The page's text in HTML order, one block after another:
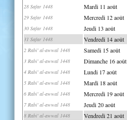
28 Safar 1448 Mardi 11 août
29 Safar 1448 Mercredi 12 août
30 Safar 1448 Jeudi 13 août
31 Safar 1448 Vendredi 14 août
2 Rabi' al-awwal 1448 Samedi 15 août
3 Rabi' al-awwal 1448 Dimanche 16 août
4 Rabi' al-awwal 1448 Lundi 17 août
5 Rabi' al-awwal 1448 Mardi 18 août
6 Rabi' al-awwal 1448 Mercredi 19 août
7 Rabi' al-awwal 1448 Jeudi 20 août
8 Rabi' al-awwal 1448 Vendredi 21 août